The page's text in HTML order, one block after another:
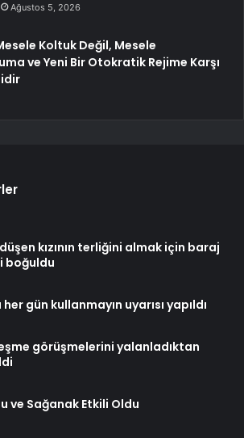
Ağustos 5, 2026
Koltuk Değil, Mesele
ve Yeni Bir Otokratik Rejime Karşı
kızının terliğini almak için baraj
boğuldu
her gün kullanmayın uyarısı yapıldı
görüşmelerini yalanladıktan
ve Sağanak Etkili Oldu